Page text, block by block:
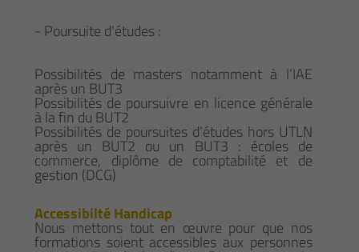
- Poursuite d'études :
Possibilités de masters notamment à l’IAE
après un BUT3
Possibilités de poursuivre en licence générale
à la fin du BUT2
Possibilités de poursuites d’études hors UTLN
après un BUT2 ou un BUT3 : écoles de
commerce, diplôme de comptabilité et de
gestion (DCG)
Accessibilté Handicap
Nous mettons tout en œuvre pour que nos
formations soient accessibles aux personnes